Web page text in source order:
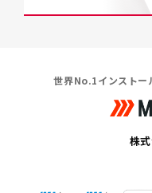
世界No.1インストー
株